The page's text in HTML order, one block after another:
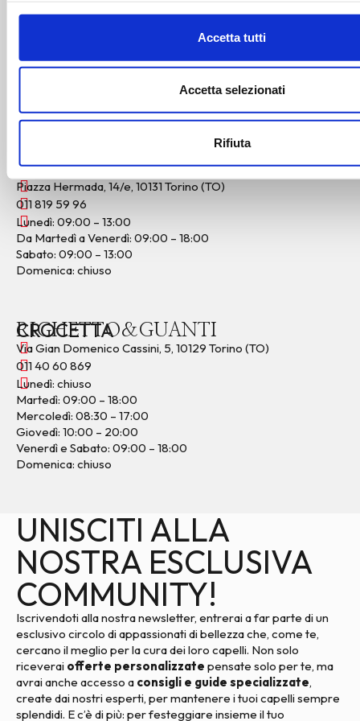
Accetta tutti
Accetta selezionati
Rifiuta
011 424 77 04
Mercoledì: 09:00 – 19:00
Domenica: chiuso
RIGHETTO&GUANTI
HERMADA
Piazza Hermada, 14/e, 10131 Torino (TO)
011 819 59 96
Lunedì: 09:00 – 13:00
Da Martedì a Venerdì: 09:00 – 18:00
Sabato: 09:00 – 13:00
Domenica: chiuso
RIGHETTO&GUANTI
CROCETTA
Via Gian Domenico Cassini, 5, 10129 Torino (TO)
011 40 60 869
Lunedì: chiuso
Martedì: 09:00 – 18:00
Mercoledì: 08:30 – 17:00
Giovedì: 10:00 – 20:00
Venerdì e Sabato: 09:00 – 18:00
Domenica: chiuso
UNISCITI ALLA
NOSTRA ESCLUSIVA
COMMUNITY!
Iscrivendoti alla nostra newsletter, entrerai a far parte di un
esclusivo circolo di appassionati di bellezza che, come te,
cercano il meglio per la cura dei loro capelli. Non solo
riceverai offerte personalizzate pensate solo per te, ma
avrai anche accesso a consigli e guide specializzate,
create dai nostri esperti, per mantenere i tuoi capelli sempre
splendidi. E c’è di più: per festeggiare insieme il tuo